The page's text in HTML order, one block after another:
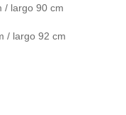
/ largo 90 cm
/ largo 92 cm